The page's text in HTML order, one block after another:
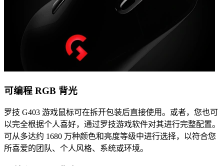
可编程 RGB 背光
罗技 G403 游戏鼠标可在拆开包装后直接使用。或者，您也可
以完全根据个人喜好，通过罗技游戏软件对其进行完整配置。
可从多达约 1680 万种颜色和亮度等级中进行选择，以符合您
所喜爱的团队、个人风格、系统或环境。